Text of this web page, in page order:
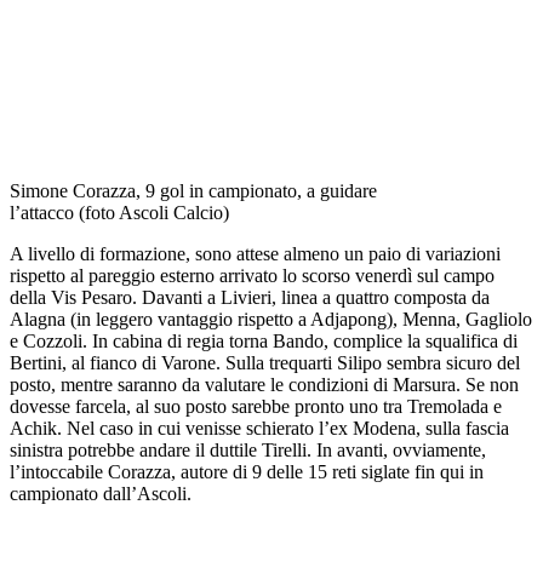
Simone Corazza, 9 gol in campionato, a guidare
l’attacco (foto Ascoli Calcio)
A livello di formazione, sono attese almeno un paio di variazioni
rispetto al pareggio esterno arrivato lo scorso venerdì sul campo
della Vis Pesaro. Davanti a Livieri, linea a quattro composta da
Alagna (in leggero vantaggio rispetto a Adjapong), Menna, Gagliolo
e Cozzoli. In cabina di regia torna Bando, complice la squalifica di
Bertini, al fianco di Varone. Sulla trequarti Silipo sembra sicuro del
posto, mentre saranno da valutare le condizioni di Marsura. Se non
dovesse farcela, al suo posto sarebbe pronto uno tra Tremolada e
Achik. Nel caso in cui venisse schierato l’ex Modena, sulla fascia
sinistra potrebbe andare il duttile Tirelli. In avanti, ovviamente,
l’intoccabile Corazza, autore di 9 delle 15 reti siglate fin qui in
campionato dall’Ascoli.